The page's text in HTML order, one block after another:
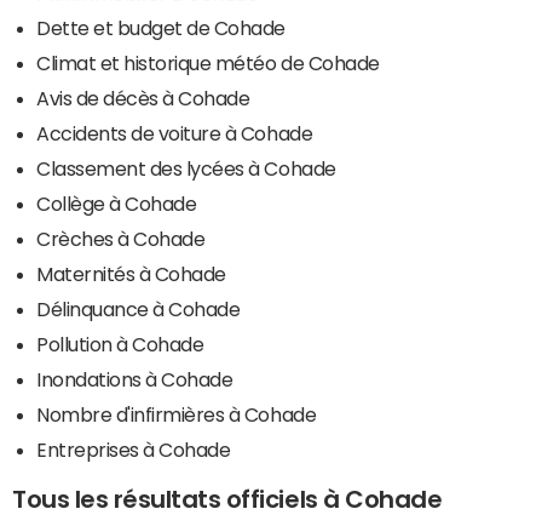
Dette et budget de Cohade
Climat et historique météo de Cohade
Avis de décès à Cohade
Accidents de voiture à Cohade
Classement des lycées à Cohade
Collège à Cohade
Crèches à Cohade
Maternités à Cohade
Délinquance à Cohade
Pollution à Cohade
Inondations à Cohade
Nombre d'infirmières à Cohade
Entreprises à Cohade
Tous les résultats officiels à Cohade